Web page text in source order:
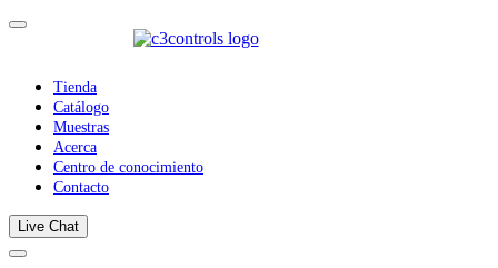
Tienda
Catálogo
Muestras
Acerca
Centro de conocimiento
Contacto
Live Chat